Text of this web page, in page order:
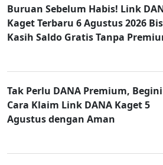
Buruan Sebelum Habis! Link
Kaget Terbaru 6 Agustus 2026
Kasih Saldo Gratis Tanpa
Tak Perlu DANA Premium, Begini
Cara Klaim Link DANA Kaget 5
Agustus dengan Aman